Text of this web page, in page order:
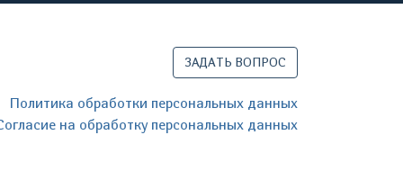
ЗАДАТЬ ВОПРОС
Политика обработки персональных данных
на обработку персональных данных